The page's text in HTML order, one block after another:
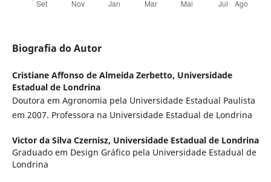
Biografia do Autor
Cristiane Affonso de Almeida Zerbetto, Universidade
Estadual de Londrina
Doutora em Agronomia pela Universidade Estadual Paulista
em 2007. Professora na Universidade Estadual de Londrina
Victor da Silva Czernisz, Universidade Estadual de Londrina
Graduado em Design Gráfico pela Universidade Estadual de
Londrina